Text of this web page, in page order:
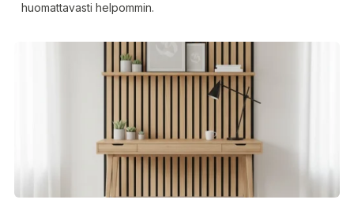
huomattavasti helpommin.